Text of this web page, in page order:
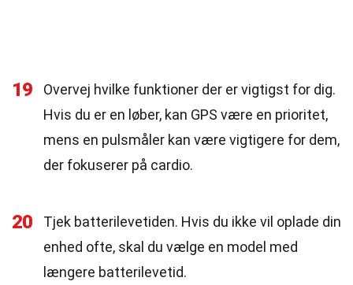
19
Overvej hvilke funktioner der er vigtigst for dig.
Hvis du er en løber, kan GPS være en prioritet,
mens en pulsmåler kan være vigtigere for dem,
der fokuserer på cardio.
20
Tjek batterilevetiden. Hvis du ikke vil oplade din
enhed ofte, skal du vælge en model med
længere batterilevetid.